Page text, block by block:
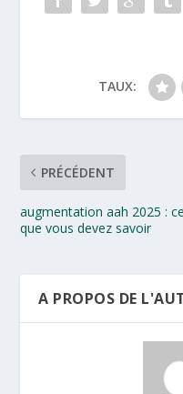
TAUX:
PRÉCÉDENT
augmentation aah 2025 : ce
que vous devez savoir
A PROPOS DE